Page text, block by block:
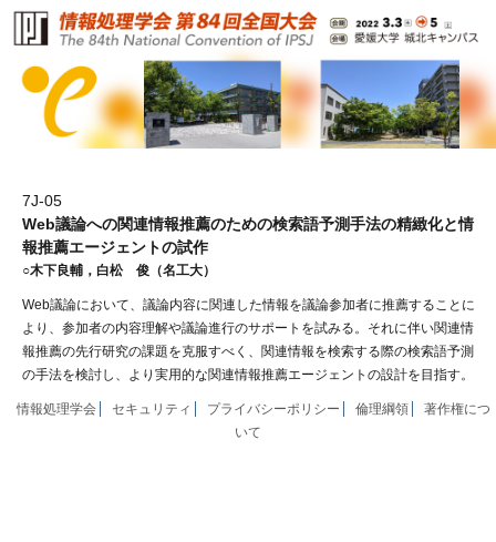
7J-05
Web議論への関連情報推薦のための検索語予測手法の精緻化と情
報推薦エージェントの試作
○木下良輔，白松 俊（名工大）
Web議論において、議論内容に関連した情報を議論参加者に推薦することに
より、参加者の内容理解や議論進行のサポートを試みる。それに伴い関連情
報推薦の先行研究の課題を克服すべく、関連情報を検索する際の検索語予測
の手法を検討し、より実用的な関連情報推薦エージェントの設計を目指す。
情報処理学会 セキュリティ プライバシーポリシー 倫理綱領
著作権につ
いて